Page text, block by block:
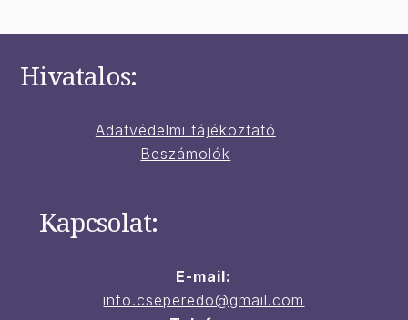
Hivatalos:
Adatvédelmi tájékoztató
Beszámolók
Kapcsolat:
E-mail:
info.cseperedo@gmail.com